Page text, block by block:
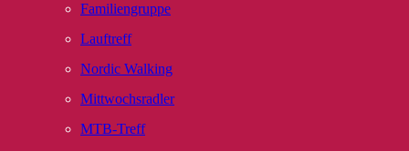
Familiengruppe
Lauftreff
Nordic Walking
Mittwochsradler
MTB-Treff